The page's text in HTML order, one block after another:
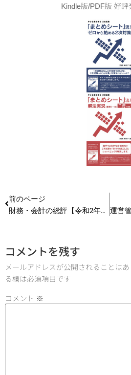
Kindle版/PDF版 好評
前のページ
財務・会計の総評【令和2年度 中小企業診断士1次試験】
コメントを残す
メールアドレスが公開されることはあ
る欄は必須項目です
コメント ※